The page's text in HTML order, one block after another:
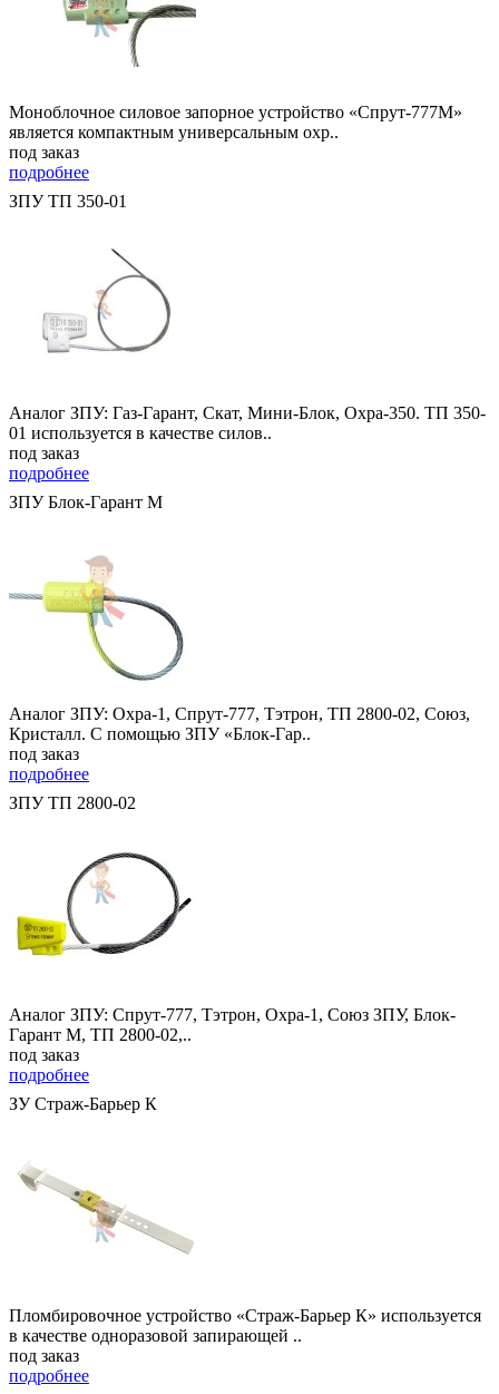
Моноблочное силовое запорное устройство «Спрут-777М»
является компактным универсальным охр..
под заказ
подробнее
ЗПУ ТП 350-01
Аналог ЗПУ: Газ-Гарант, Скат, Мини-Блок, Охра-350. ТП 350-
01 используется в качестве силов..
под заказ
подробнее
ЗПУ Блок-Гарант М
Аналог ЗПУ: Охра-1, Спрут-777, Тэтрон, ТП 2800-02, Союз,
Кристалл. С помощью ЗПУ «Блок-Гар..
под заказ
подробнее
ЗПУ ТП 2800-02
Аналог ЗПУ: Спрут-777, Тэтрон, Охра-1, Союз ЗПУ, Блок-
Гарант М, ТП 2800-02,..
под заказ
подробнее
ЗУ Страж-Барьер К
Пломбировочное устройство «Страж-Барьер К» используется
в качестве одноразовой запирающей ..
под заказ
подробнее